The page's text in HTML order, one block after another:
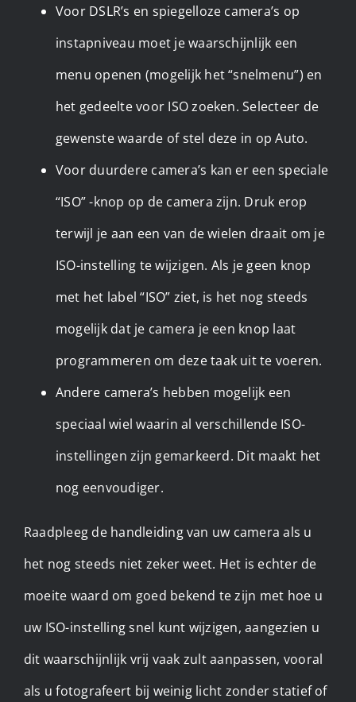
Voor DSLR’s en spiegelloze camera’s op
instapniveau moet je waarschijnlijk een
menu openen (mogelijk het “snelmenu”) en
het gedeelte voor ISO zoeken. Selecteer de
gewenste waarde of stel deze in op Auto.
Voor duurdere camera’s kan er een speciale
“ISO” -knop op de camera zijn. Druk erop
terwijl je aan een van de wielen draait om je
ISO-instelling te wijzigen. Als je geen knop
met het label “ISO” ziet, is het nog steeds
mogelijk dat je camera je een knop laat
programmeren om deze taak uit te voeren.
Andere camera’s hebben mogelijk een
speciaal wiel waarin al verschillende ISO-
instellingen zijn gemarkeerd. Dit maakt het
nog eenvoudiger.
Raadpleeg de handleiding van uw camera als u
het nog steeds niet zeker weet. Het is echter de
moeite waard om goed bekend te zijn met hoe u
uw ISO-instelling snel kunt wijzigen, aangezien u
dit waarschijnlijk vrij vaak zult aanpassen, vooral
als u fotografeert bij weinig licht zonder statief of